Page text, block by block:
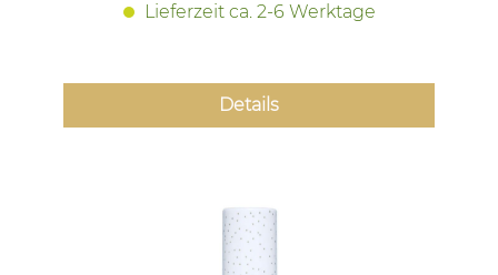
Lieferzeit ca. 2-6 Werktage
Details